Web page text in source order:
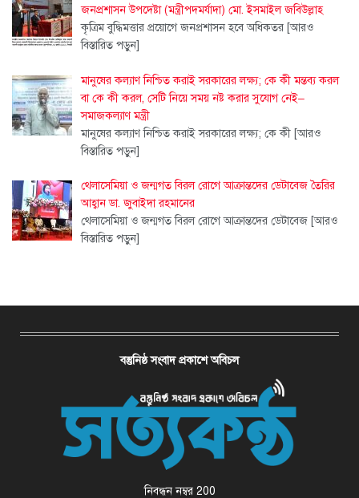
জনপ্রশাসন উপদেষ্টা (মন্ত্রীপদমর্যাদা) মো. ইসমাইল জবিউল্লাহ
কৃত্রিম বুদ্ধিমত্তার প্রয়োগে জনপ্রশাসন হবে অধিকতর [আরও
বিস্তারিত পড়ুন]
মানুষের কল্যাণ নিশ্চিত করাই সরকারের লক্ষ্য; কে কী মন্তব্য করল
বা কে কী করল, সেটি নিয়ে সময় নষ্ট করার সুযোগ নেই–
সমাজকল্যাণ মন্ত্রী
মানুষের কল্যাণ নিশ্চিত করাই সরকারের লক্ষ্য; কে কী [আরও
বিস্তারিত পড়ুন]
থেলাসেমিয়া ও জন্মগত বিরল রোগে আক্রান্তদের ডেটাবেজ তৈরির
আহ্বান ডা. জুবাইদা রহমানের
থেলাসেমিয়া ও জন্মগত বিরল রোগে আক্রান্তদের ডেটাবেজ [আরও
বিস্তারিত পড়ুন]
বস্তুনিষ্ঠ সংবাদ প্রকাশে অবিচল
নিবন্ধন নম্বর 200